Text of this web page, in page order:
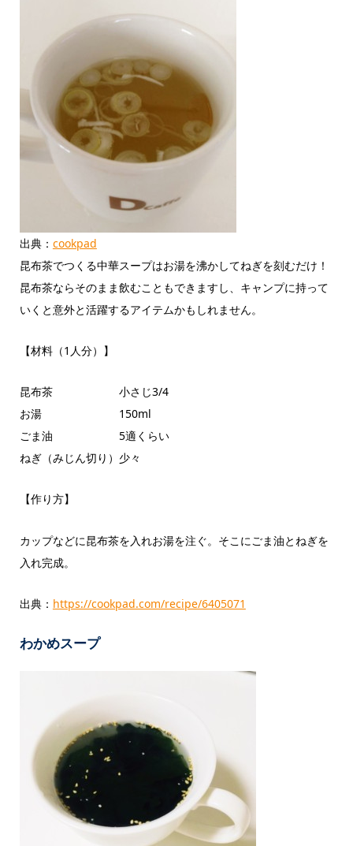
出典： cookpad
昆布茶でつくる中華スープはお湯を沸かしてねぎを刻むだけ！
昆布茶ならそのまま飲むこともできますし、キャンプに持って
いくと意外と活躍するアイテムかもしれません。
【材料（1人分）】
昆布茶 小さじ3/4
お湯 150ml
ごま油 5適くらい
ねぎ（みじん切り）少々
【作り方】
カップなどに昆布茶を入れお湯を注ぐ。そこにごま油とねぎを
入れ完成。
出典： https://cookpad.com/recipe/6405071
わかめスープ